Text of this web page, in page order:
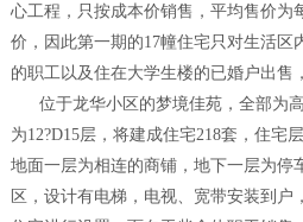
心工程，只按成本价销售，平均售价为
价，因此第一期的17幢住宅只对生活区
的职工以及住在大学生楼的已婚户出售
位于龙华小区的梦境佳苑，全部为
为12?D15层，将建成住宅218套，住宅
地面一层为相连的商铺，地下一层为停
区，设计有电梯，电视、宽带安装到户